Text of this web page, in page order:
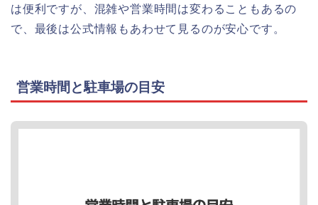
は便利ですが、混雑や営業時間は変わることもあるの
で、最後は公式情報もあわせて見るのが安心です。
営業時間と駐車場の目安